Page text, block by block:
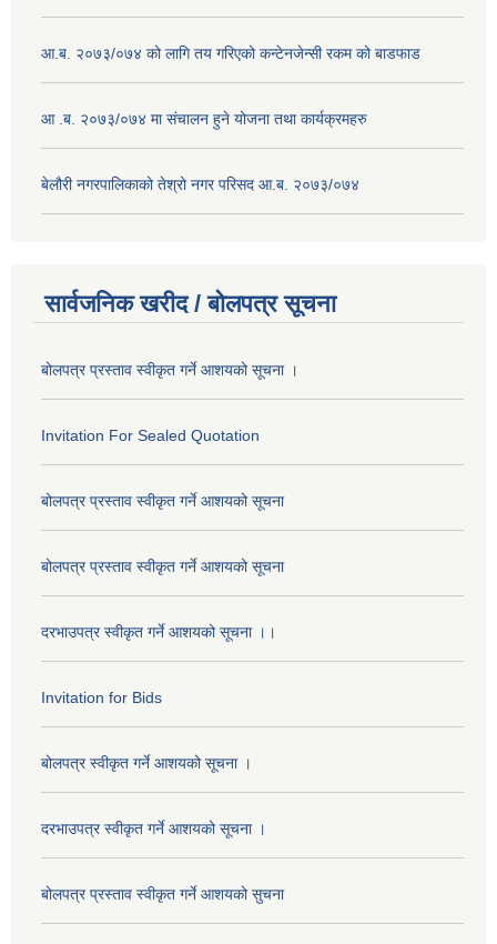
आ.ब. २०७३/०७४ को लागि तय गरिएको कन्टेनजेन्सी रकम को बाडफाड
आ .ब. २०७३/०७४ मा संचालन हुने योजना तथा कार्यक्रमहरु
बेलौरी नगरपालिकाको तेश्रो नगर परिसद आ.ब. २०७३/०७४
सार्वजनिक खरीद / बोलपत्र सूचना
बोलपत्र प्रस्ताव स्वीकृत गर्ने आशयको सूचना ।
Invitation For Sealed Quotation
बोलपत्र प्रस्ताव स्वीकृत गर्ने आशयको सूचना
बोलपत्र प्रस्ताव स्वीकृत गर्ने आशयको सूचना
दरभाउपत्र स्वीकृत गर्ने आशयको सूचना ।।
Invitation for Bids
बोलपत्र स्वीकृत गर्ने आशयको सूचना ।
दरभाउपत्र स्वीकृत गर्ने आशयको सूचना ।
बोलपत्र प्रस्ताव स्वीकृत गर्ने आशयको सुचना